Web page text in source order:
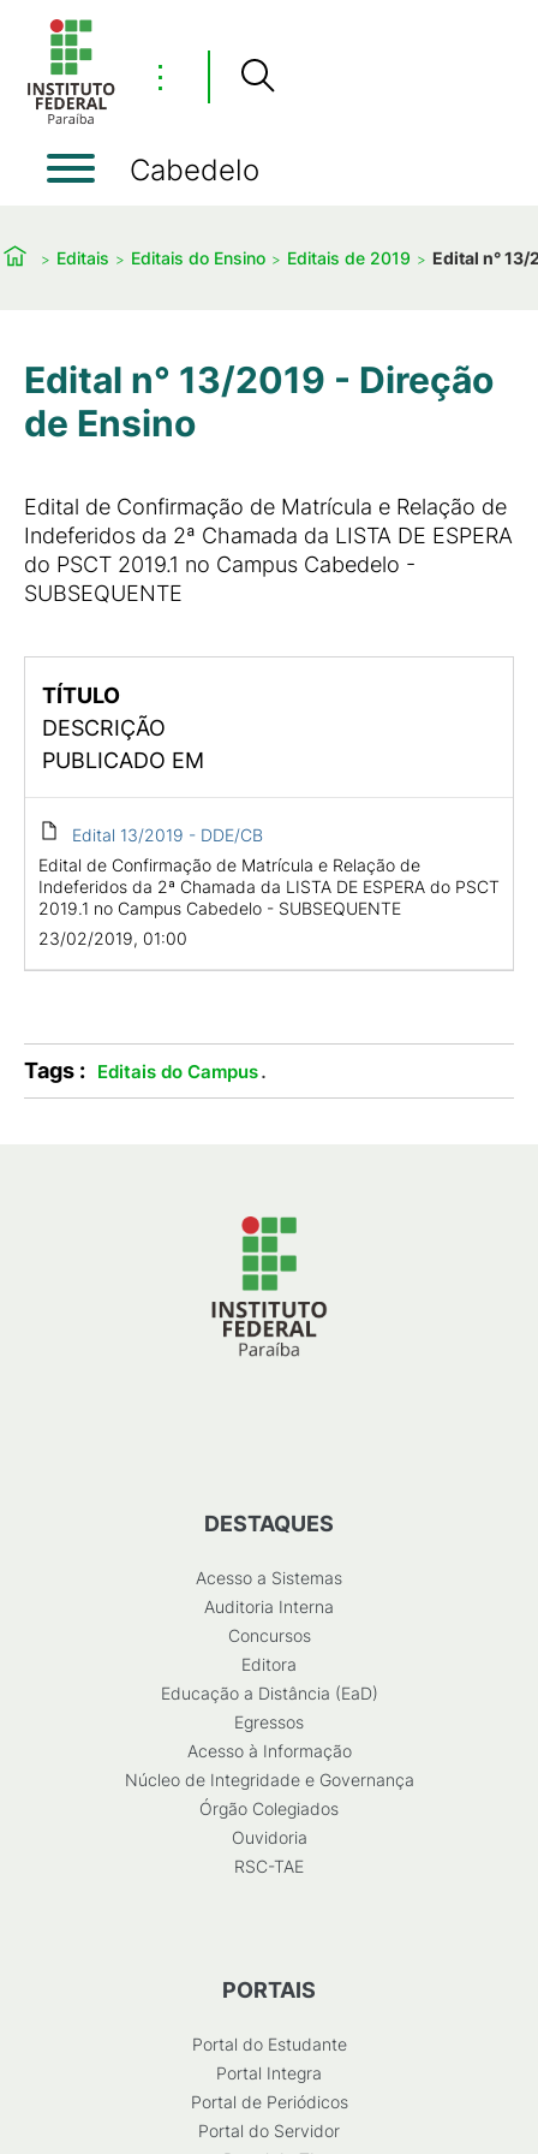
⋮
Cabedelo
Editais Editais do Ensino Editais de 2019 Edital n°
Edital n° 13/2019 - Direção
de Ensino
Edital de Confirmação de Matrícula e Relação de
Indeferidos da 2ª Chamada da LISTA DE ESPERA
do PSCT 2019.1 no Campus Cabedelo -
SUBSEQUENTE
TÍTULO
DESCRIÇÃO
PUBLICADO EM
Edital 13/2019 - DDE/CB
Edital de Confirmação de Matrícula e Relação de
Indeferidos da 2ª Chamada da LISTA DE ESPERA do PSCT
2019.1 no Campus Cabedelo - SUBSEQUENTE
23/02/2019, 01:00
Tags : Editais do Campus.
DESTAQUES
Acesso a Sistemas
Auditoria Interna
Concursos
Editora
Educação a Distância (EaD)
Egressos
Acesso à Informação
Núcleo de Integridade e Governança
Órgão Colegiados
Ouvidoria
RSC-TAE
PORTAIS
Portal do Estudante
Portal Integra
Portal de Periódicos
Portal do Servidor